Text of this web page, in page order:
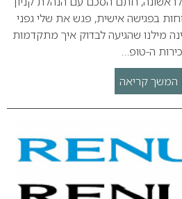
בפגישה אישית, פגש את שלי גפני
מילנו שהגיעה לבדוק איך מתקדמות
ה-טופ…
המשך קריאה